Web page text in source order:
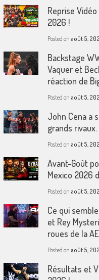
Reprise
2026 !
Posted on août 5,
Backstage
Vaquer et
réaction de
Posted on août 5,
John Cena a
grands
Posted on août 5,
Avant-Goût
Mexico 2026
Posted on août 5,
Ce qui
et Rey
roues de la
Posted on août 5,
Résultats et